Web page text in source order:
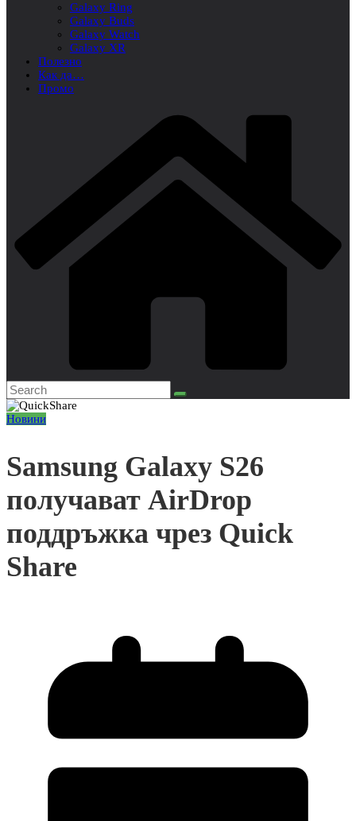
Galaxy Ring
Galaxy Buds
Galaxy Watch
Galaxy XR
Полезно
Как да…
Промо
Новини
Samsung Galaxy S26
получават AirDrop
поддръжка чрез Quick
Share